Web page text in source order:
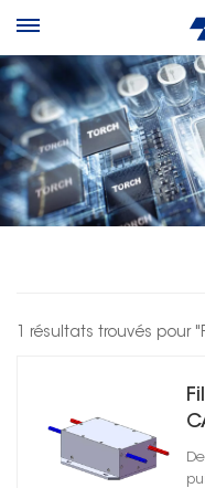
1 résultats trouvés pour